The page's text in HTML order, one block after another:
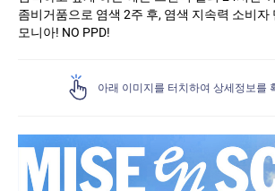
좀비거품으로 염색 2주 후, 염색 지속력 소비자
모니아! NO PPD!
아래 이미지를 터치하여 상세정보를